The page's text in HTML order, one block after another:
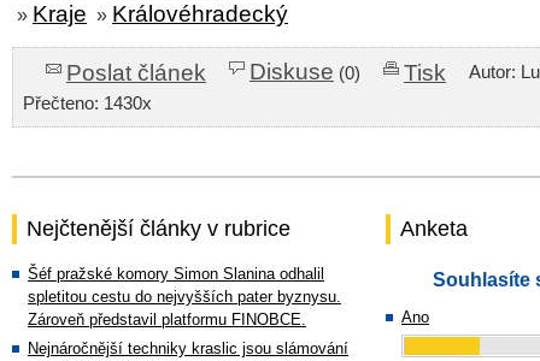
» Kraje » Královéhradecký
Poslat článek Diskuse (0) Tisk
Autor:
Přečteno: 1430x
Nejčtenější články v rubrice
Šéf pražské komory Simon Slanina odhalil
spletitou cestu do nejvyšších pater byznysu.
Zároveň představil platformu FINOBCE.
Nejnáročnější techniky kraslic jsou slámování
Anketa
Souhlasíte
Ano